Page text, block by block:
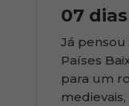
07
Já
Países
para um